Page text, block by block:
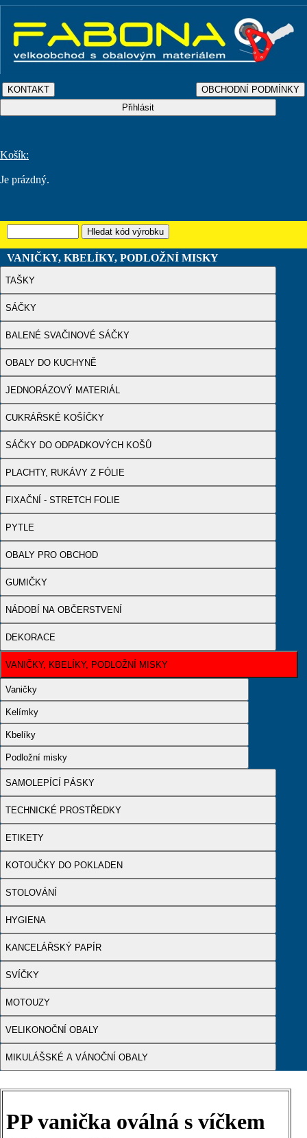
Košík:
Je prázdný.
VANIČKY, KBELÍKY, PODLOŽNÍ MISKY
TAŠKY
SÁČKY
BALENÉ SVAČINOVÉ SÁČKY
OBALY DO KUCHYNĚ
JEDNORÁZOVÝ MATERIÁL
CUKRÁŘSKÉ KOŠÍČKY
SÁČKY DO ODPADKOVÝCH KOŠŮ
PLACHTY, RUKÁVY Z FÓLIE
FIXAČNÍ - STRETCH FOLIE
PYTLE
OBALY PRO OBCHOD
GUMIČKY
NÁDOBÍ NA OBČERSTVENÍ
DEKORACE
VANIČKY, KBELÍKY, PODLOŽNÍ MISKY
Vaničky
Kelímky
Kbelíky
Podložní misky
SAMOLEPÍCÍ PÁSKY
TECHNICKÉ PROSTŘEDKY
ETIKETY
KOTOUČKY DO POKLADEN
STOLOVÁNÍ
HYGIENA
KANCELÁŘSKÝ PAPÍR
SVÍČKY
MOTOUZY
VELIKONOČNÍ OBALY
MIKULÁŠSKÉ A VÁNOČNÍ OBALY
PP vanička oválná s víčkem